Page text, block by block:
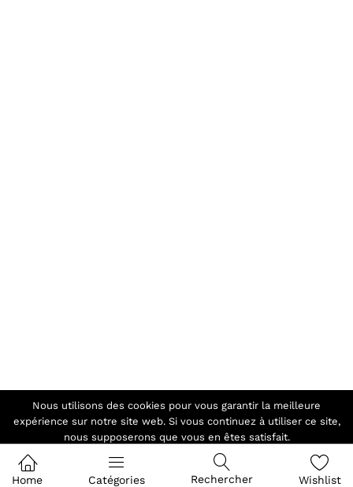
Home Catégories Rechercher Wishlist
Nous utilisons des cookies pour vous garantir la meilleure
expérience sur notre site web. Si vous continuez à utiliser ce site,
nous supposerons que vous en êtes satisfait.